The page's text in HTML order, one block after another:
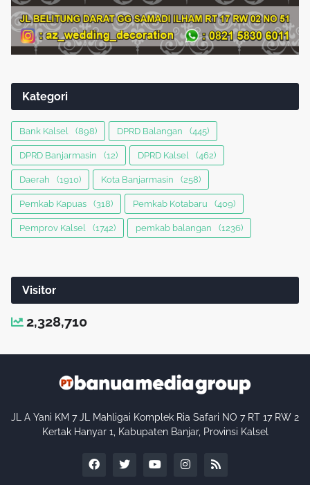
Kategori
Bank Kalsel (898) DPRD Balangan (445)
DPRD Banjarmasin (12) DPRD Kalsel (462)
Daerah (1910) Kota Banjarmasin (258)
Pemkab Kapuas (318) Pemkab Kotabaru (409)
Pemprov Kalsel (1742) pemkab balangan (1236)
Visitor
2,328,710
JL A Yani KM 7 JL Mahligai Komplek Ria Safari NO 7 RT 17 RW 2
Kertak Hanyar 1, Kabupaten Banjar, Provinsi Kalsel